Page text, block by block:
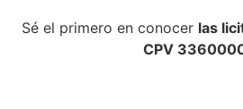
Sé el primero en conocer las
CPV